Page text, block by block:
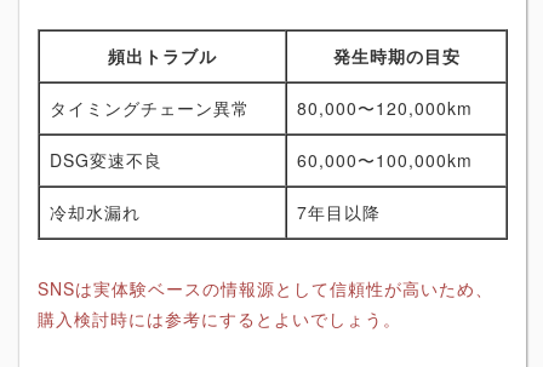
頻出トラブル 発生時期の目安
タイミングチェーン異常 80,000〜120,000km
DSG変速不良 60,000〜100,000km
冷却水漏れ 7年目以降
SNSは実体験ベースの情報源として信頼性が高いため、
購入検討時には参考にするとよいでしょう。